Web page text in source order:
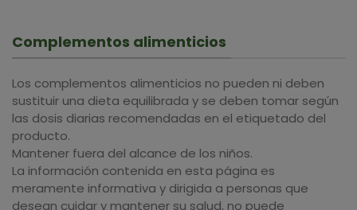
Complementos alimenticios
Los complementos alimenticios no pueden ni deben
sustituir una dieta equilibrada y se deben tomar según
las dosis diarias recomendadas en el etiquetado del
producto.
Mantener fuera del alcance de los niños.
La información contenida en esta página es
meramente informativa y dirigida a personas que
desean cuidar y mantener su salud, no puede